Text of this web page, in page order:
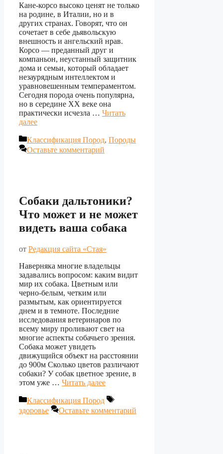
Кане-корсо высоко ценят не только
на родине, в Италии, но и в
других странах. Говорят, что он
сочетает в себе дьявольскую
внешность и ангельский нрав.
Корсо ― преданный друг и
компаньон, неустанный защитник
дома и семьи, который обладает
незаурядным интеллектом и
уравновешенным темпераментом.
Сегодня порода очень популярна,
но в середине XX веке она
практически исчезла … Читать
далее
Рубрики
Классификация Пород, Породы
Оставьте комментарий
Собаки дальтоники?
Что может и не может
видеть ваша собака
от Редакция сайта «Стая»
Наверняка многие владельцы
задавались вопросом: каким видит
мир их собака. Цветным или
черно-белым, четким или
размытым, как ориентируется
днем и в темноте. Последние
исследования ветеринаров по
всему миру проливают свет на
многие аспекты собачьего зрения.
Собака может увидеть
движущийся объект на расстоянии
до 900м Сколько цветов различают
собаки? У собак цветное зрение, в
этом уже … Читать далее
Рубрики
Классификация Пород
Метки
здоровье
Оставьте комментарий